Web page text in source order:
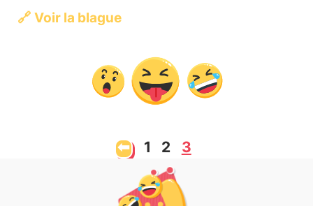
🔗 Voir la blague
⬅ 1 2 3